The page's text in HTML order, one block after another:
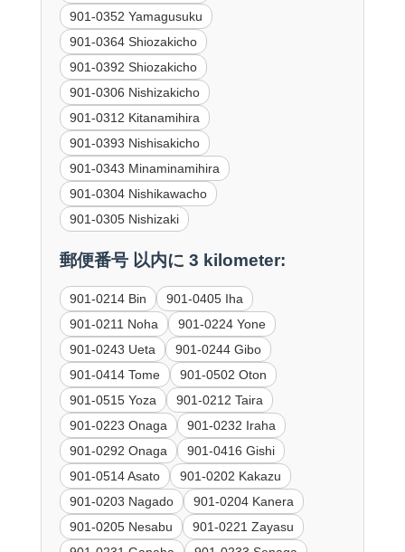
901-0352 Yamagusuku
901-0364 Shiozakicho
901-0392 Shiozakicho
901-0306 Nishizakicho
901-0312 Kitanamihira
901-0393 Nishisakicho
901-0343 Minaminamihira
901-0304 Nishikawacho
901-0305 Nishizaki
郵便番号 以内に 3 kilometer:
901-0214 Bin
901-0405 Iha
901-0211 Noha
901-0224 Yone
901-0243 Ueta
901-0244 Gibo
901-0414 Tome
901-0502 Oton
901-0515 Yoza
901-0212 Taira
901-0223 Onaga
901-0232 Iraha
901-0292 Onaga
901-0416 Gishi
901-0514 Asato
901-0202 Kakazu
901-0203 Nagado
901-0204 Kanera
901-0205 Nesabu
901-0221 Zayasu